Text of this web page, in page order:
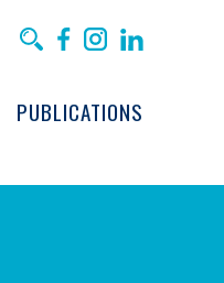
PUBLICATIONS